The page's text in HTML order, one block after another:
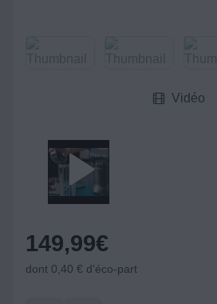
Vidéo
149,99€
dont 0,40 € d'éco-part